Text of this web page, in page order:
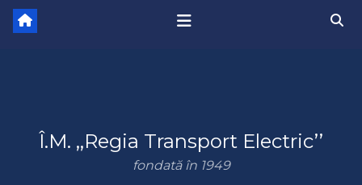
Î.M. ,,Regia Transport Electric’’
fondată în 1949